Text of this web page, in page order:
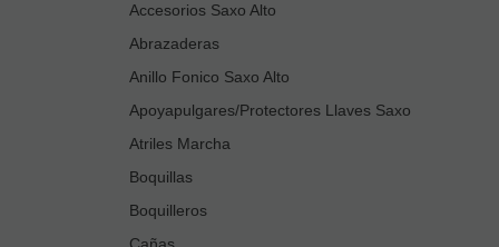
Accesorios Saxo Alto
Abrazaderas
Anillo Fonico Saxo Alto
Apoyapulgares/Protectores Llaves Saxo
Atriles Marcha
Boquillas
Boquilleros